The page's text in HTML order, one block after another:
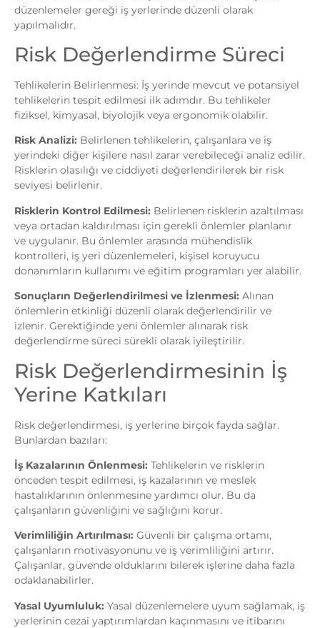
düzenlemeler gereği iş yerlerinde düzenli olarak
yapılmalıdır.
Risk Değerlendirme Süreci
Tehlikelerin Belirlenmesi: İş yerinde mevcut ve potansiyel
tehlikelerin tespit edilmesi ilk adımdır. Bu tehlikeler
fiziksel, kimyasal, biyolojik veya ergonomik olabilir.
Risk Analizi: Belirlenen tehlikelerin, çalışanlara ve iş
yerindeki diğer kişilere nasıl zarar verebileceği analiz edilir.
Risklerin olasılığı ve ciddiyeti değerlendirilerek bir risk
seviyesi belirlenir.
Risklerin Kontrol Edilmesi: Belirlenen risklerin azaltılması
veya ortadan kaldırılması için gerekli önlemler planlanır
ve uygulanır. Bu önlemler arasında mühendislik
kontrolleri, iş yeri düzenlemeleri, kişisel koruyucu
donanımların kullanımı ve eğitim programları yer alabilir.
Sonuçların Değerlendirilmesi ve İzlenmesi: Alınan
önlemlerin etkinliği düzenli olarak değerlendirilir ve
izlenir. Gerektiğinde yeni önlemler alınarak risk
değerlendirme süreci sürekli olarak iyileştirilir.
Risk Değerlendirmesinin İş
Yerine Katkıları
Risk değerlendirmesi, iş yerlerine birçok fayda sağlar.
Bunlardan bazıları:
İş Kazalarının Önlenmesi: Tehlikelerin ve risklerin
önceden tespit edilmesi, iş kazalarının ve meslek
hastalıklarının önlenmesine yardımcı olur. Bu da
çalışanların güvenliğini ve sağlığını korur.
Verimliliğin Artırılması: Güvenli bir çalışma ortamı,
çalışanların motivasyonunu ve iş verimliliğini artırır.
Çalışanlar, güvende olduklarını bilerek işlerine daha fazla
odaklanabilirler.
Yasal Uyumluluk: Yasal düzenlemelere uyum sağlamak, iş
yerlerinin cezai yaptırımlardan kaçınmasını ve itibarını